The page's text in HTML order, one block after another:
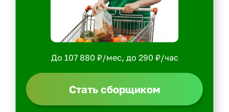
До 107 880 ₽/мес, до 290 ₽/час
Стать сборщиком